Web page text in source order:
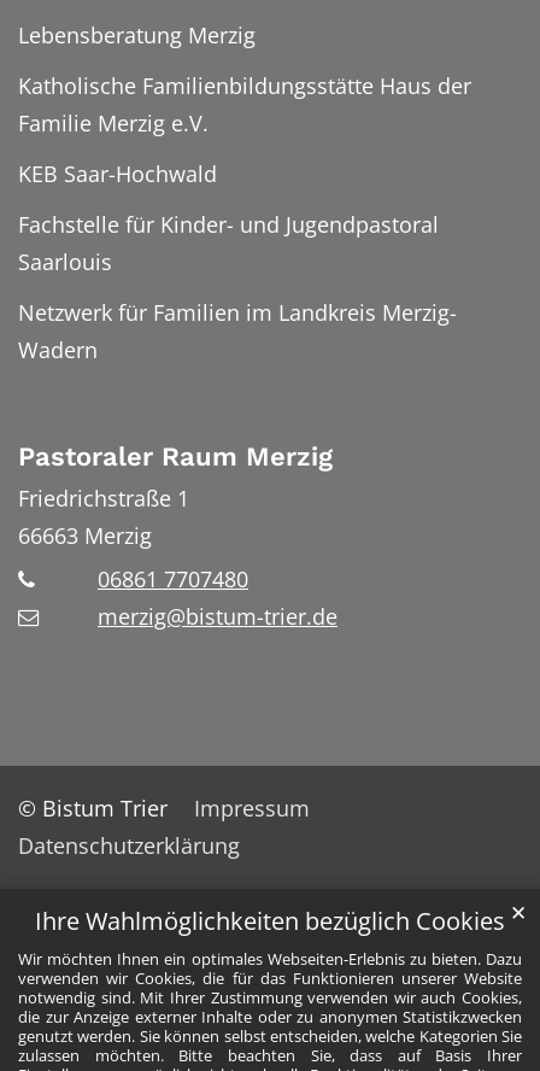
Ihre Wahlmöglichkeiten bezüglich Cookies
Wir möchten Ihnen ein optimales Webseiten-Erlebnis zu bieten. Dazu
verwenden wir Cookies, die für das Funktionieren unserer Website
notwendig sind. Mit Ihrer Zustimmung verwenden wir auch Cookies,
die zur Anzeige externer Inhalte oder zu anonymen Statistikzwecken
genutzt werden. Sie können selbst entscheiden, welche Kategorien Sie
zulassen möchten. Bitte beachten Sie, dass auf Basis Ihrer
✕
Lebensberatung Merzig
Katholische Familienbildungsstätte Haus der
Familie Merzig e.V.
KEB Saar-Hochwald
Fachstelle für Kinder- und Jugendpastoral
Saarlouis
Netzwerk für Familien im Landkreis Merzig-
Wadern
Pastoraler Raum Merzig
Friedrichstraße 1
66663 Merzig
06861 7707480
merzig@bistum-trier.de
© Bistum Trier
Impressum
Datenschutzerklärung